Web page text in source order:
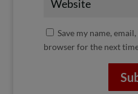
Save my name,
browser for the next